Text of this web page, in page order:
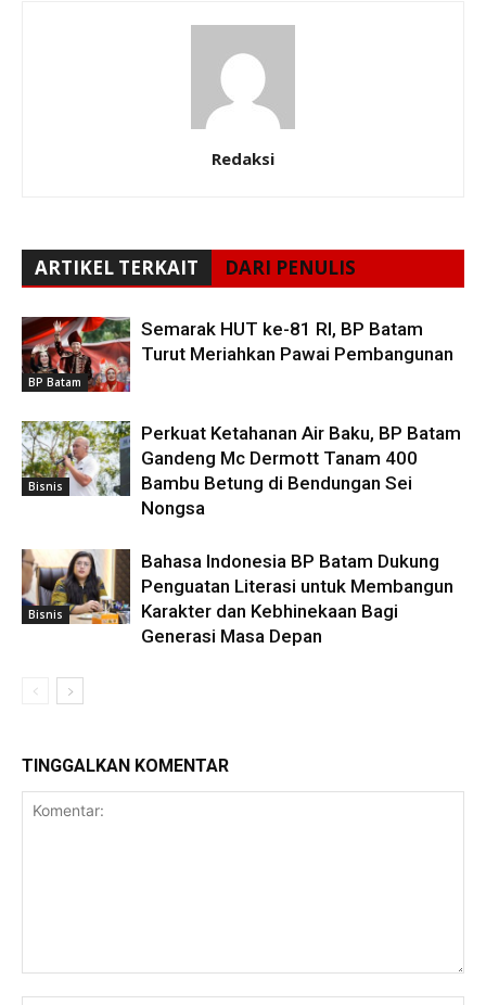
Redaksi
ARTIKEL TERKAIT DARI PENULIS
BP Batam
Semarak HUT ke-81 RI, BP Batam
Turut Meriahkan Pawai Pembangunan
Bisnis
Perkuat Ketahanan Air Baku, BP Batam
Gandeng Mc Dermott Tanam 400
Bambu Betung di Bendungan Sei
Nongsa
Bisnis
Bahasa Indonesia BP Batam Dukung
Penguatan Literasi untuk Membangun
Karakter dan Kebhinekaan Bagi
Generasi Masa Depan
TINGGALKAN KOMENTAR